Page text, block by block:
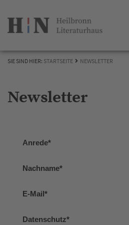
SIE SIND HIER: STARTSEITE NEWSLETTER
Newsletter
Anrede*
Nachname*
E-Mail*
Datenschutz*